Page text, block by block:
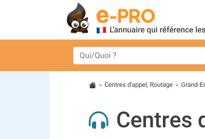
> Centres d'appel, Routage > Grand-
Centres